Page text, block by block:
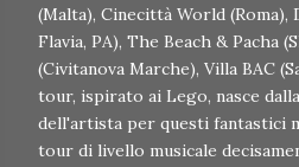
(Malta), Cinecittà World (Roma),
Flavia, PA), The Beach & Pacha
(Civitanova Marche), Villa BAC
tour, ispirato ai Lego, nasce
dell'artista per questi fantastici
tour di livello musicale